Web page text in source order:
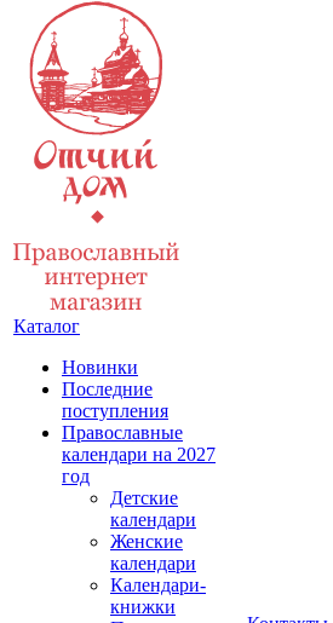
Каталог
Новинки
Последние
поступления
Православные
календари на 2027
год
Детские
календари
Женские
календари
Календари-
книжки